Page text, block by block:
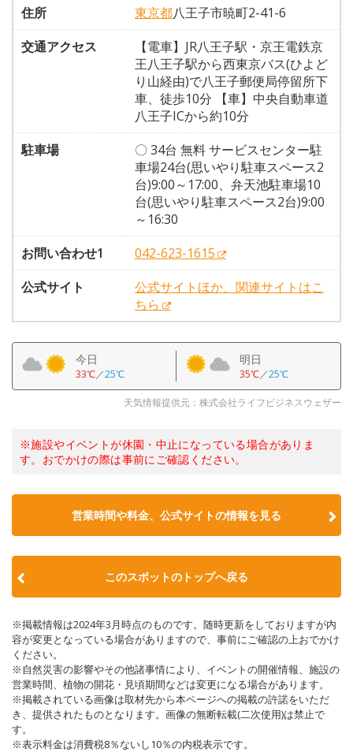
住所
東京都八王子市暁町2-41-6
交通アクセス
【電車】JR八王子駅・京王電鉄京
王八王子駅から西東京バス(ひよど
り山経由)で八王子郵便局停留所下
車、徒歩10分 【車】中央自動車道
八王子ICから約10分
駐車場
〇 34台 無料 サービスセンター駐
車場24台(思いやり駐車スペース2
台)9:00～17:00、弁天池駐車場10
台(思いやり駐車スペース2台)9:00
～16:30
お問い合わせ1
042-623-1615
公式サイト
公式サイトほか、関連サイトはこ
ちら
今日
33℃／25℃
明日
35℃／25℃
天気情報提供元：株式会社ライフビジネスウェザー
※施設やイベントが休園・中止になっている場合がありま
す。おでかけの際は事前にご確認ください。
営業時間や料金、公式サイトの情報を見る
このスポットのトップへ戻る
※掲載情報は2024年3月時点のものです。随時更新をしておりますが内
容が変更となっている場合がありますので、事前にご確認の上おでかけ
ください。
※自然災害の影響やその他諸事情により、イベントの開催情報、施設の
営業時間、植物の開花・見頃期間などは変更になる場合があります。
※掲載されている画像は取材先から本ページへの掲載の許諾をいただ
き、提供されたものとなります。画像の無断転載(二次使用)は禁止で
す。
※表示料金は消費税8％ないし10％の内税表示です。